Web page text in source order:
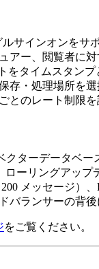
サインオンをサ
アー、閲覧者に
をタイムスタンプ
存・処理場所を
とのレート制限を
クターデータベ
ーリングアッ
メッセージ）、
バランサーの背
をご覧ください。